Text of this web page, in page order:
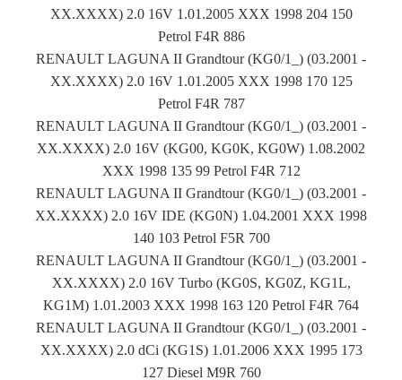
XX.XXXX) 2.0 16V 1.01.2005 XXX 1998 204 150
Petrol F4R 886
RENAULT LAGUNA II Grandtour (KG0/1_) (03.2001 -
XX.XXXX) 2.0 16V 1.01.2005 XXX 1998 170 125
Petrol F4R 787
RENAULT LAGUNA II Grandtour (KG0/1_) (03.2001 -
XX.XXXX) 2.0 16V (KG00, KG0K, KG0W) 1.08.2002
XXX 1998 135 99 Petrol F4R 712
RENAULT LAGUNA II Grandtour (KG0/1_) (03.2001 -
XX.XXXX) 2.0 16V IDE (KG0N) 1.04.2001 XXX 1998
140 103 Petrol F5R 700
RENAULT LAGUNA II Grandtour (KG0/1_) (03.2001 -
XX.XXXX) 2.0 16V Turbo (KG0S, KG0Z, KG1L,
KG1M) 1.01.2003 XXX 1998 163 120 Petrol F4R 764
RENAULT LAGUNA II Grandtour (KG0/1_) (03.2001 -
XX.XXXX) 2.0 dCi (KG1S) 1.01.2006 XXX 1995 173
127 Diesel M9R 760